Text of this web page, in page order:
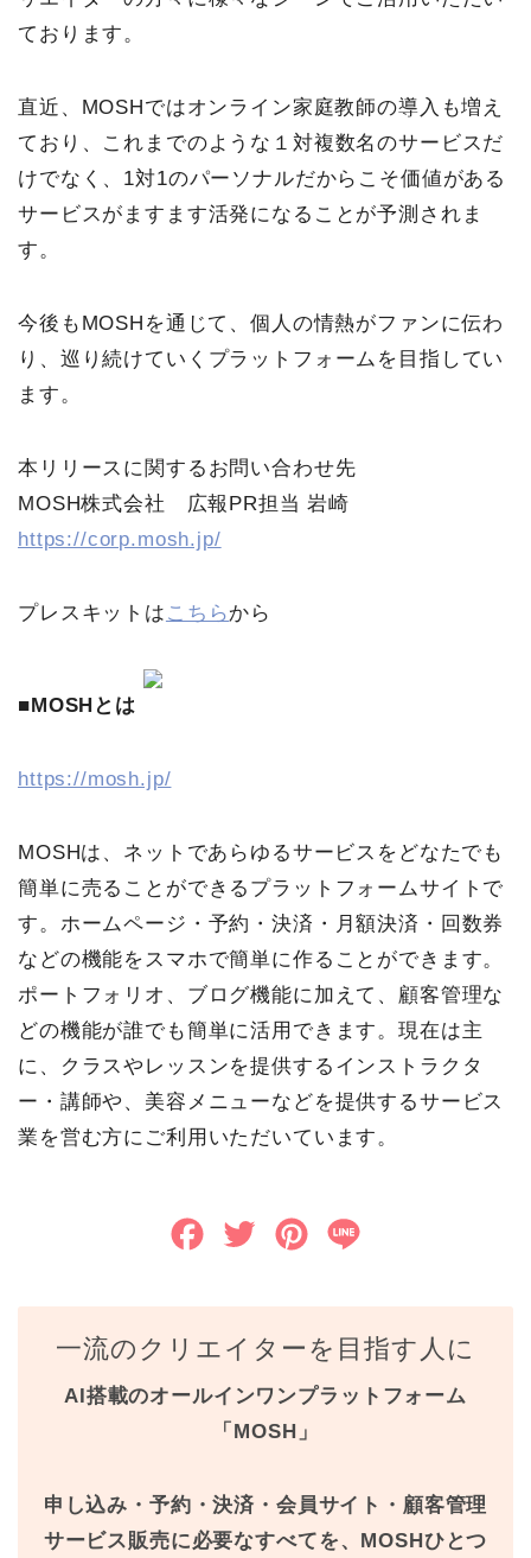
ております。
直近、MOSHではオンライン家庭教師の導入も増え
ており、これまでのような１対複数名のサービスだ
けでなく、1対1のパーソナルだからこそ価値がある
サービスがますます活発になることが予測されま
す。
今後もMOSHを通じて、個人の情熱がファンに伝わ
り、巡り続けていくプラットフォームを目指してい
ます。
本リリースに関するお問い合わせ先
MOSH株式会社 広報PR担当 岩崎
https://corp.mosh.jp/
プレスキットは こちらから
■MOSHとは
https://mosh.jp/
MOSHは、ネットであらゆるサービスをどなたでも
簡単に売ることができるプラットフォームサイトで
す。ホームページ・予約・決済・月額決済・回数券
などの機能をスマホで簡単に作ることができます。
ポートフォリオ、ブログ機能に加えて、顧客管理な
どの機能が誰でも簡単に活用できます。現在は主
に、クラスやレッスンを提供するインストラクタ
ー・講師や、美容メニューなどを提供するサービス
業を営む方にご利用いただいています。
e
b
k
t
t
t
s
e
一流のクリエイターを目指す人に
AI搭載のオールインワンプラットフォーム
「MOSH」
申し込み・予約・決済・会員サイト・顧客管理
サービス販売に必要なすべてを、MOSHひとつ